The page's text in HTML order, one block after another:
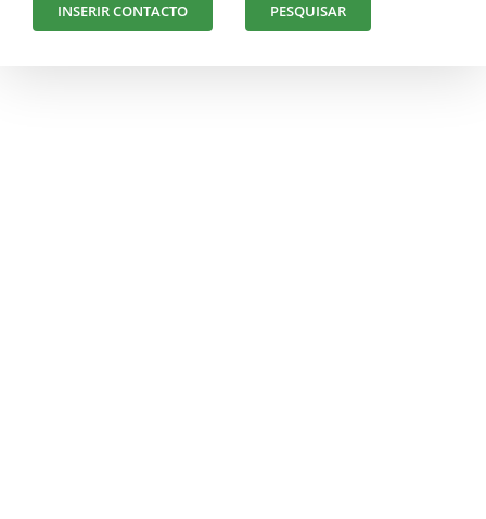
INSERIR CONTACTO PESQUISAR